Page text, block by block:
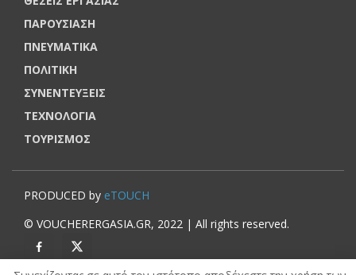
ΠΑΡΟΥΣΙΑΣΗ
ΠΝΕΥΜΑΤΙΚΑ
ΠΟΛΙΤΙΚΗ
ΣΥΝΕΝΤΕΥΞΕΙΣ
ΤΕΧΝΟΛΟΓΙΑ
ΤΟΥΡΙΣΜΟΣ
PRODUCED by eTOUCH
© VOUCHERERGASIA.GR, 2022 | All rights reserved.